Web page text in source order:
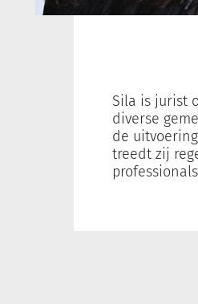
Sila is jurist
diverse
de
treedt zij